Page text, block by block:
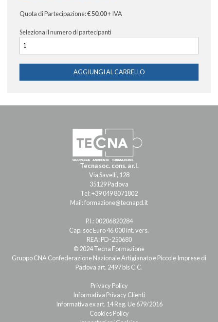
Quota di Partecipazione:€ 50.00+ IVA
Seleziona il numero di partecipanti
Tecna soc. cons. a r.l.
Via Savelli, 128
35129 Padova
Tel: +39 049 8071802
Mail: formazione@tecnapd.it
P.I.: 00206820284
Cap. soc Euro 46.000 int. vers.
REA: PD-250680
© 2024 Tecna Formazione
Gruppo CNA Confederazione Nazionale Artigianato e Piccole Imprese di
Padova art. 2497 bis C.C.
Privacy Policy
Informativa Privacy Clienti
Informativa ex art. 14 Reg. Ue 679/2016
Cookies Policy